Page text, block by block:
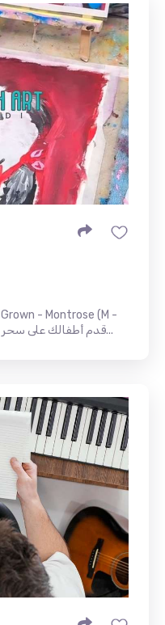
Th & Sat.) 818-919-8256 قدم أطفالك على سحر الفن...